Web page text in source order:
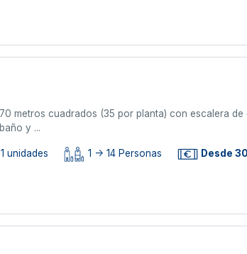
metros cuadrados (35 por planta) con escalera
y ...
1 unidades 1 -> 14 Personas Desde